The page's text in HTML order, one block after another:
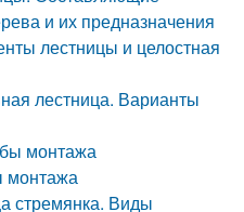
и их предназначения
лестницы и целостная
лестница. Варианты
монтажа
монтажа
стремянка. Виды